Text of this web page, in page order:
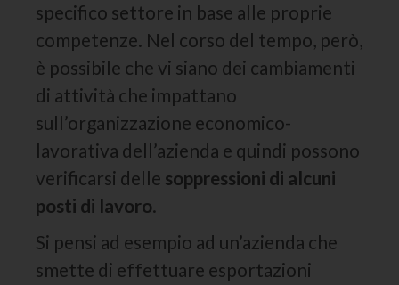
specifico settore in base alle proprie
competenze. Nel corso del tempo, però,
è possibile che vi siano dei cambiamenti
di attività che impattano
sull’organizzazione economico-
lavorativa dell’azienda e quindi possono
verificarsi delle soppressioni di alcuni
posti di lavoro.
Si pensi ad esempio ad un’azienda che
smette di effettuare esportazioni